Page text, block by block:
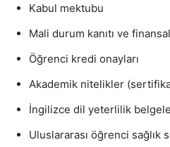
Kabul mektubu
Mali durum kanıtı ve
Öğrenci kredi onayları
Akademik nitelikler
İngilizce dil yeterlilik
Uluslararası öğrenci sağlık